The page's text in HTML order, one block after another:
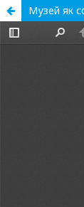
Музей як